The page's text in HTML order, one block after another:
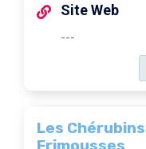
Site Web
---
Les
Frimousses